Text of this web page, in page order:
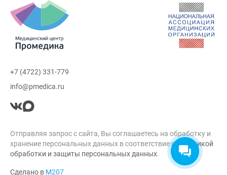
+7 (4722) 331-779
info@pmedica.ru
Отправляя запрос с сайта, Вы соглашаетесь на обработку и
хранение персональных данных в соответствие с Политикой
обработки и защиты персональных данных.
Сделано в М207